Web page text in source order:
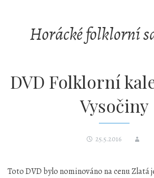
Horácké folklorní
DVD Folklorní
Vysočiny
25.5.2016
Toto DVD bylo nominováno na cenu Zlatá